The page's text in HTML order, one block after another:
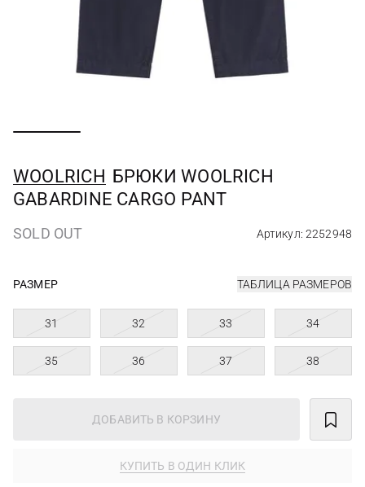
WOOLRICH БРЮКИ WOOLRICH
GABARDINE CARGO PANT
SOLD OUT Артикул: 2252948
РАЗМЕР ТАБЛИЦА РАЗМЕРОВ
31 32 33 34
35 36 37 38
ДОБАВИТЬ В КОРЗИНУ
КУПИТЬ В ОДИН КЛИК